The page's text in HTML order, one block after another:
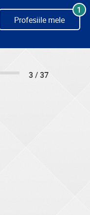
Profesiile mele
1
3 / 37